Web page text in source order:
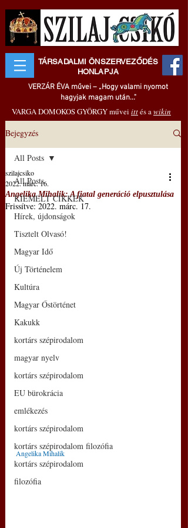
TÁRSADALMI ÖNSZERVEZŐDÉS
HONLAPJA
VERZÁR ÉVA művei – „Hogy valami nyomot
hagyjak magam után..."
VARGA DOMOKOS GYÖRGY művei ittés awikin
Bejegyzés
All Posts
KIEMELT CIKKEK
Hírek, újdonságok
Tisztelt Olvasó!
Magyar Idő
Új Történelem
Kultúra
Magyar Őstörténet
Kakukk
kortárs szépirodalom
magyar nyelv
kortárs szépirodalom
EU bürokrácia
emlékezés
kortárs szépirodalom
kortárs szépirodalom filozófia
kortárs szépirodalom
filozófia
All Posts
Angelika Mihalik: A fiatal generáció elpusztulása
szilajcsiko
2022. márc. 16.
Frissítve: 2022. márc. 17.
Angelika Mihalik